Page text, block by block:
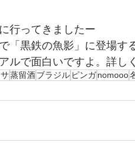
行ってきましたー
「黒鉄の魚影」に登場
ルで面白いですよ。詳し
蒸留酒ブラジル ピンガnomooo